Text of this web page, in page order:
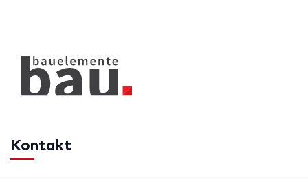
Kontakt